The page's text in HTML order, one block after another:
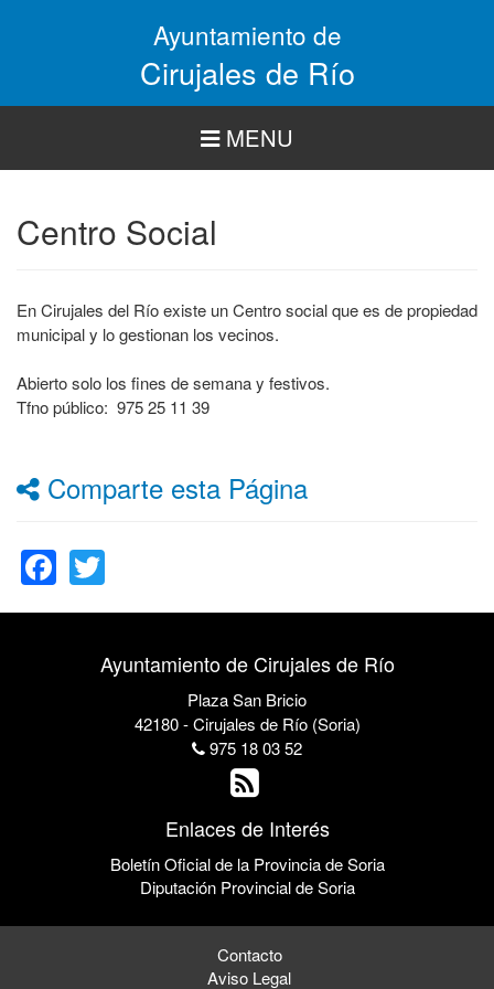
Ayuntamiento de
Cirujales de Río
MENU
Centro Social
En Cirujales del Río existe un Centro social que es de propiedad
municipal y lo gestionan los vecinos.
Abierto solo los fines de semana y festivos.
Tfno público: 975 25 11 39
Comparte esta Página
Facebook
Ayuntamiento de Cirujales de Río
Plaza San Bricio
42180 - Cirujales de Río (Soria)
975 18 03 52
Enlaces de Interés
Boletín Oficial de la Provincia de Soria
Diputación Provincial de Soria
Contacto
Aviso Legal